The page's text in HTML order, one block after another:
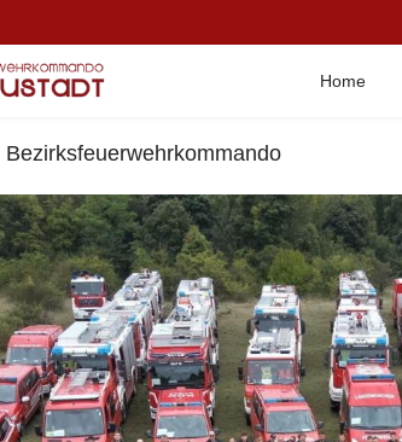
Home